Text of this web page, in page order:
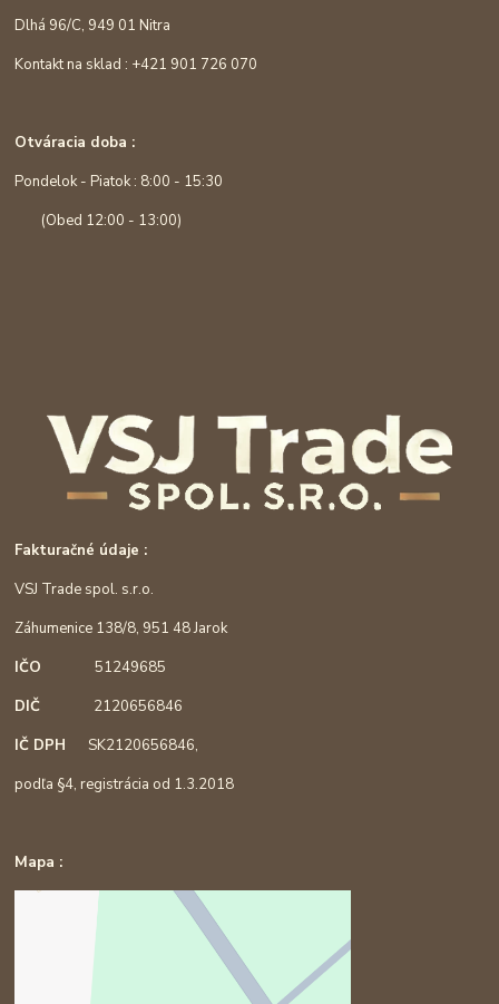
Dlhá 96/C, 949 01 Nitra
Kontakt na sklad : +421 901 726 070
Otváracia doba :
Pondelok - Piatok : 8:00 - 15:30
(Obed 12:00 - 13:00)
Fakturačné údaje :
VSJ Trade spol. s.r.o.
Záhumenice 138/8, 951 48 Jarok
IČO51249685
DIČ 2120656846
IČ DPHSK2120656846,
podľa §4, registrácia od 1.3.2018
Mapa :